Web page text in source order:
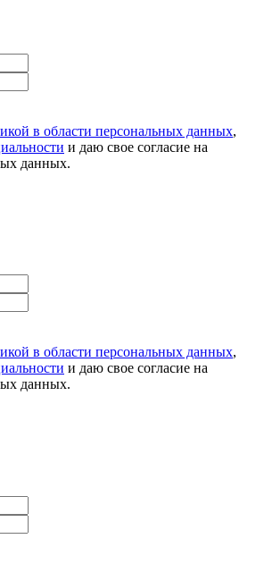
в области персональных данных,
и даю свое согласие на
данных.
в области персональных данных,
и даю свое согласие на
данных.